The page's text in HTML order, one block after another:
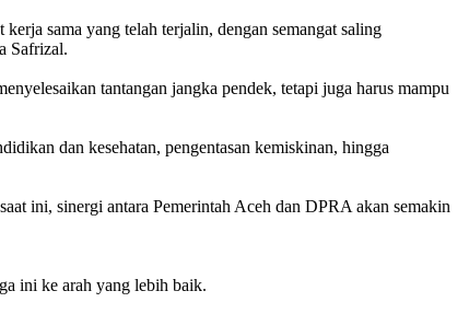
sama yang telah terjalin, dengan semangat saling
Safrizal.
tantangan jangka pendek, tetapi juga harus mampu
dan kesehatan, pengentasan kemiskinan, hingga
ini, sinergi antara Pemerintah Aceh dan DPRA akan semakin
ini ke arah yang lebih baik.